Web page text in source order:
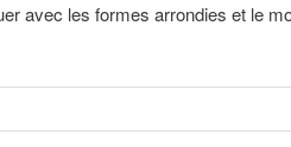
avec les formes arrondies et le